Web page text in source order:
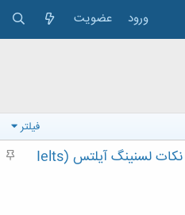
ورود عضویت
فیلتر
م
دانلود فیلم های آموزشی نکات لسنینگ آیلتس (Ielts